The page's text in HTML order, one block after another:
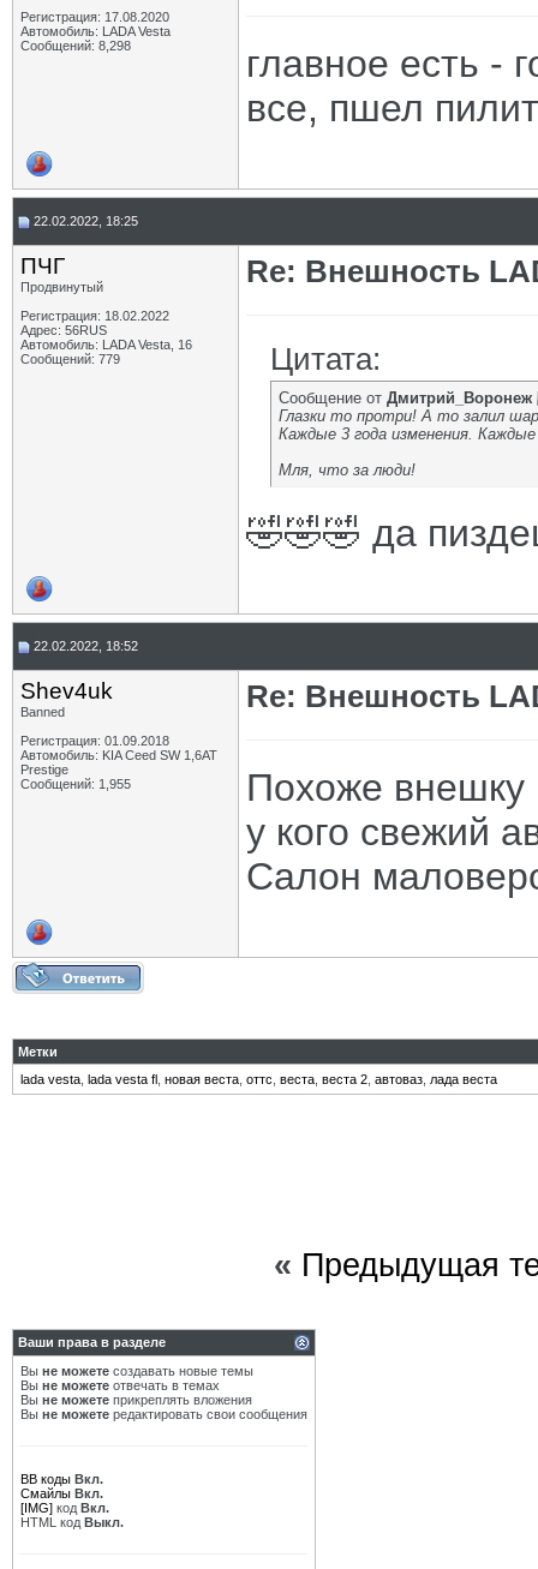
Регистрация: 17.08.2020
Автомобиль: LADA Vesta
Сообщений: 8,298
главное есть -
все, пшел
22.02.2022, 18:25
ПЧГ
Продвинутый
Регистрация: 18.02.2022
Адрес: 56RUS
Автомобиль: LADA Vesta, 16
Сообщений: 779
Re: Внешность
Цитата:
Сообщение от Дмитрий_Воронеж
Глазки то протри! А то залил
Каждые 3 года изменения.
Мля, что за люди!
🤣🤣🤣 да
22.02.2022, 18:52
Shev4uk
Banned
Регистрация: 01.09.2018
Автомобиль: KIA Ceed SW 1,6AT
Prestige
Сообщений: 1,955
Re: Внешность
Похоже внешку
у кого свежий
Салон
Метки
lada vesta lada vesta fl новая веста оттс веста веста 2 автоваз лада веста
« Предыдущая
Ваши права в разделе
Вы не можете создавать новые темы
Вы не можете отвечать в темах
Вы не можете прикреплять вложения
Вы не можете редактировать свои сообщения
BB коды Вкл.
Смайлы Вкл.
[IMG] код Вкл.
HTML код Выкл.